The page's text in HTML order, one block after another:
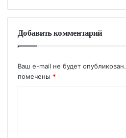
Добавить комментарий
Ваш e-mail не будет опубликован.
помечены *